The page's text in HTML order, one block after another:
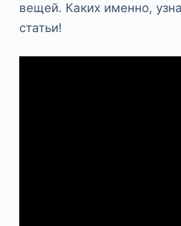
вещей. Каких именно,
статьи!